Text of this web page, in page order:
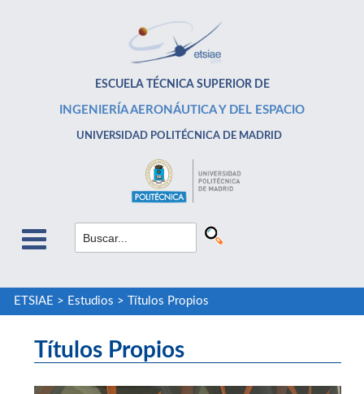
ESCUELA TÉCNICA SUPERIOR DE
INGENIERÍA AERONÁUTICA Y DEL ESPACIO
UNIVERSIDAD POLITÉCNICA DE MADRID
ETSIAE > Estudios > Títulos Propios
Títulos Propios